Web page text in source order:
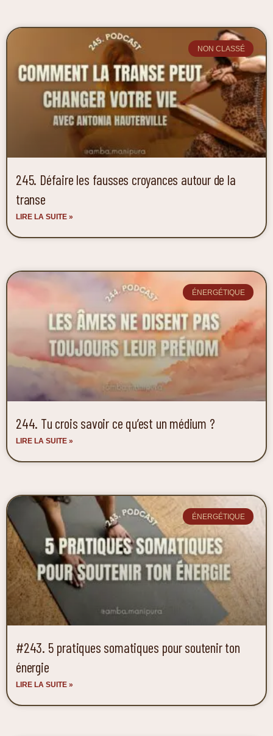
NON CLASSÉ
245. Défaire les fausses croyances autour de la
transe
LIRE LA SUITE »
ÉNERGÉTIQUE
244. Tu crois savoir ce qu’est un médium ?
LIRE LA SUITE »
ÉNERGÉTIQUE
#243. 5 pratiques somatiques pour soutenir ton
énergie
LIRE LA SUITE »